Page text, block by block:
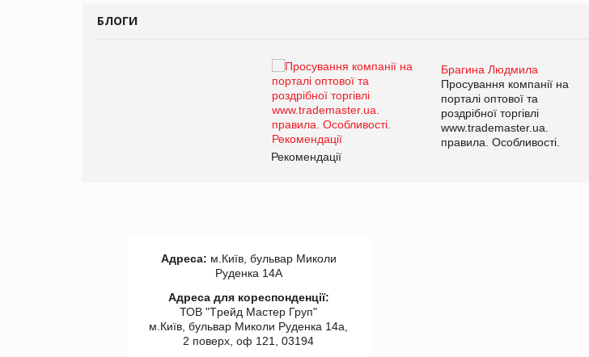
БЛОГИ
Брагина Людмила
Просування компанії на
порталі оптової та
роздрібної торгівлі
www.trademaster.ua.
правила. Особливості.
Рекомендації
Адреса: м.Київ, бульвар Миколи
Руденка 14А
Адреса для кореспонденції:
ТОВ "Tрейд Мастер Груп"
м.Київ, бульвар Миколи Руденка 14а,
2 поверх, оф 121, 03194